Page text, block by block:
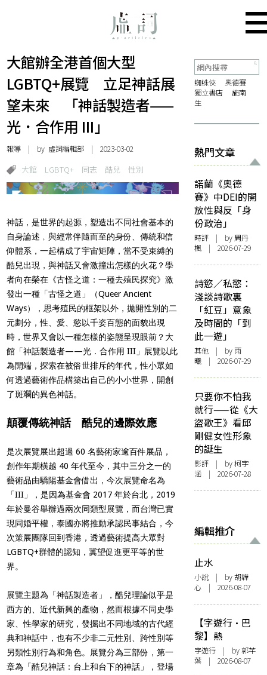
大館辦全港首個大型
LGBTQ+展覽 立足神話展
望未來 「神話製造者——
光．合作用 III」
報導 | by 虛詞編輯部 | 2023-03-02
大館 LGBTQ+ 同志 酷兒 性別
神話，是世界的起源，塑造出不同社會基本的
自身論述﹐與經常伴隨而至的身份、傳統和信
仰體系，一起構成了宇宙矩陣，當不受束縛的
酷兒出現，與神話又會激撞出怎樣的火花？學
者向在榮在《古怪之道：一種去殖民探究》激
發出一種「古怪之道」（Queer Ancient
Ways），思考殖民的框架以外，拋開性別的二
元劃分，性、愛、慾以千姿百態的面貌出現
時，世界又會以一種怎樣的姿態呈現眼前？大
館「神話製造者——光．合作用 III」展覽以此
為開端，探索在被俗世排斥的年代，性小眾如
何透過藝術作品構築出自己的小小世界，開創
了斑斕的異色神話。
顛覆傳統神話 酷兒的邊際效應
是次展覽展出超過 60 名藝術家逾百件展品，
創作年期橫越 40 年代至今，其中三分之一的
藝術品由驕陽基金會借出，今次展覽命名為
「III」，是因為基金會 2017 年於台北，2019
年於曼谷舉辦過兩次同類型展覽，而台灣已實
現同婚平權，泰國亦將推動承認民事結合，今
次策展團隊回到香港，透過藝術提高大眾對
LGBTQ+群體的認知，冀望促進更平等的世
界。
展覽主題為「神話製造者」，酷兒理論似乎是
西方的、近代新興的產物，然而根據不同史學
家、性學家的研究，發掘出不同地域的古代經
典和神話中，也有不少非二元性別、跨性別等
另類性別行為和角色。展覽分為三部份，第一
章為「酷兒神話：台上和台下的神話」，登場
蜘蛛俠
奧德賽
獨立書店
施南
生
熱門文章
諾蘭《奧德
賽》中DEI的開
放性與反「身
份政治」
時評 | by周丹
楓 | 2026-07-29
詩慾／私慾：
淺談詩歌裏
「紅豆」意象
及時間的「到
此一遊」
其他 | by 雨
曦 | 2026-07-29
只要你不怕我
就行——從《大
盜歌王》看邱
剛健女性形象
的誕生
影評 | by 柯宇
涵 | 2026-07-28
編輯推介
止水
小說 | by 胡韡
心 | 2026-08-07
【字遊行·巴
黎】熱
字遊行 | by 郭芊
葉 | 2026-08-07